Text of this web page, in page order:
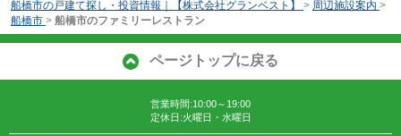
船橋市の戸建て探し・投資情報｜【株式会社グランベスト】 > 周辺施設案内 >
船橋市 > 船橋市のファミリーレストラン
ページトップに戻る
営業時間:10:00～19:00
定休日:火曜日・水曜日